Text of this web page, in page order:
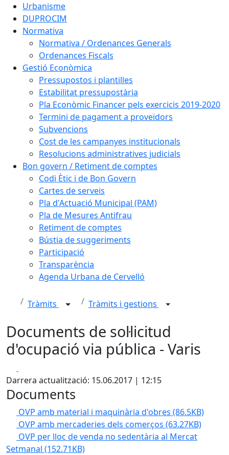
Urbanisme
DUPROCIM
Normativa
Normativa / Ordenances Generals
Ordenances Fiscals
Gestió Econòmica
Pressupostos i plantilles
Estabilitat pressupostària
Pla Econòmic Financer pels exercicis 2019-2020
Termini de pagament a proveïdors
Subvencions
Cost de les campanyes institucionals
Resolucions administratives judicials
Bon govern / Retiment de comptes
Codi Ètic i de Bon Govern
Cartes de serveis
Pla d'Actuació Municipal (PAM)
Pla de Mesures Antifrau
Retiment de comptes
Bústia de suggeriments
Participació
Transparència
Agenda Urbana de Cervelló
Tràmits Tràmits i gestions
Documents de sol·licitud
d'ocupació via pública - Varis
Darrera actualització: 15.06.2017 | 12:15
Documents
OVP amb material i maquinària d'obres (86.5KB)
OVP amb mercaderies dels comerços (63.27KB)
OVP per lloc de venda no sedentària al Mercat
Setmanal (152.71KB)